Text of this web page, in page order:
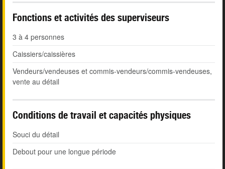
Fonctions et activités des superviseurs
3 à 4 personnes
Caissiers/caissières
Vendeurs/vendeuses et commis-vendeurs/commis-vendeuses,
vente au détail
Conditions de travail et capacités physiques
Souci du détail
Debout pour une longue période